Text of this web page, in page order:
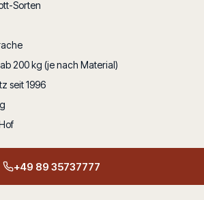
Sorten
200 kg (je nach Material)
seit 1996
+49 89 35737777